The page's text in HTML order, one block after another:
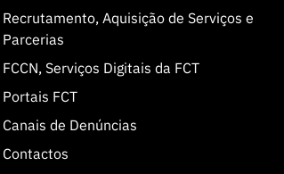
Recrutamento, Aquisição de Serviços e
Parcerias
FCCN, Serviços Digitais da FCT
Portais FCT
Canais de Denúncias
Contactos